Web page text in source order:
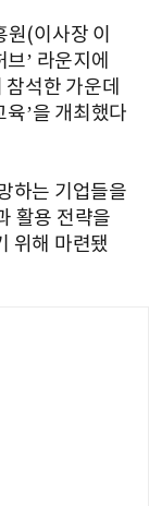
(이사장 이
’ 라운지에
석한 가운데
’을 개최했다
하는 기업들을
활용 전략을
위해 마련됐